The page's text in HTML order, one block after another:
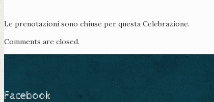
Le prenotazioni sono chiuse per questa Celebrazione.
Comments are closed.
Facebook